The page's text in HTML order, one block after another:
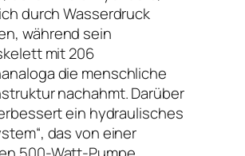
durch Wasserdruck
während sein
mit 206
die menschliche
nachahmt. Darüber
ein hydraulisches
das von einer